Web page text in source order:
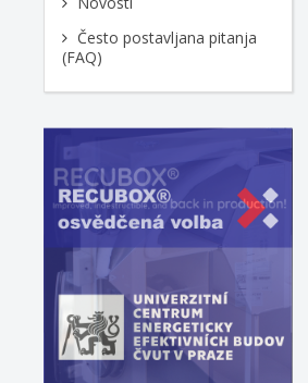
Često postavljana pitanja
(FAQ)